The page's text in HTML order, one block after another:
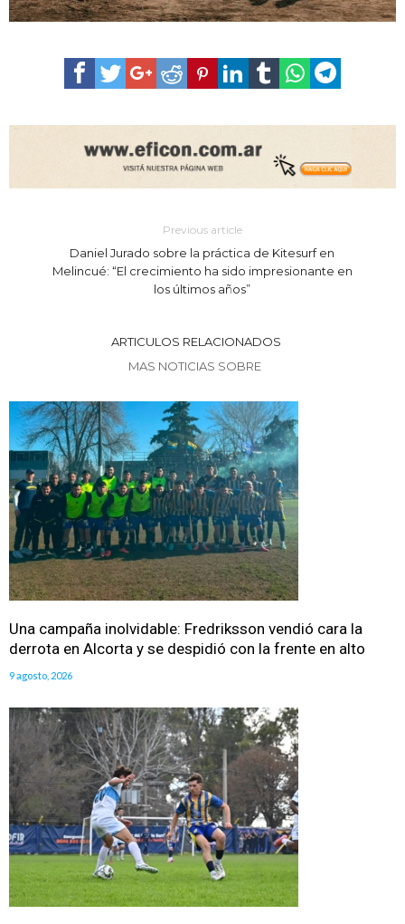
Previous article
Daniel Jurado sobre la práctica de Kitesurf en
Melincué: “El crecimiento ha sido impresionante en
los últimos años”
ARTICULOS RELACIONADOS
MAS NOTICIAS SOBRE
Una campaña inolvidable: Fredriksson vendió cara la
derrota en Alcorta y se despidió con la frente en alto
9 agosto, 2026